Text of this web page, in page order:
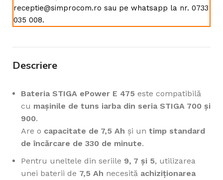
receptie@simprocom.ro sau pe whatsapp la nr. 0733
035 008.
Descriere
Bateria STIGA ePower E 475 este compatibilă
cu mașinile de tuns iarba din seria STIGA 700 și
900.
Are o capacitate de 7,5 Ah și un timp standard
de încărcare de 330 de minute.
Pentru uneltele din seriile 9, 7 și 5, utilizarea
unei baterii de 7,5 Ah necesită achiziționarea